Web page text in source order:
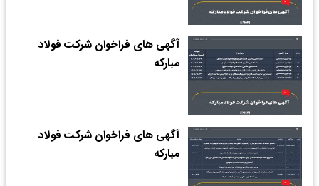
آگهی های فراخوان شرکت فولاد
مبارکه
آگهی های فراخوان شرکت فولاد
مبارکه